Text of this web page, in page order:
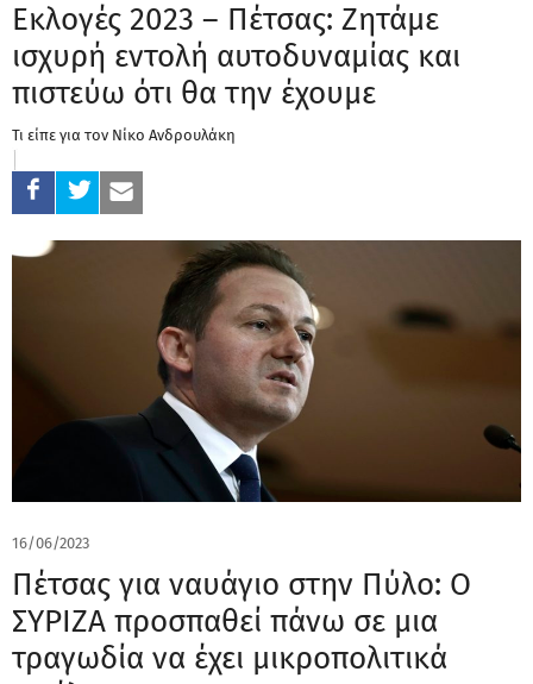
Εκλογές 2023 – Πέτσας: Ζητάμε
ισχυρή εντολή αυτοδυναμίας και
πιστεύω ότι θα την έχουμε
Τι είπε για τον Νίκο Ανδρουλάκη
16/06/2023
Πέτσας για ναυάγιο στην Πύλο: Ο
ΣΥΡΙΖΑ προσπαθεί πάνω σε μια
τραγωδία να έχει μικροπολιτικά